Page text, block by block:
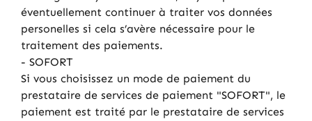
éventuellement continuer à traiter vos données
personelles si cela s’avère nécessaire pour le
traitement des paiements.
- SOFORT
Si vous choisissez un mode de paiement du
prestataire de services de paiement "SOFORT", le
paiement est traité par le prestataire de services